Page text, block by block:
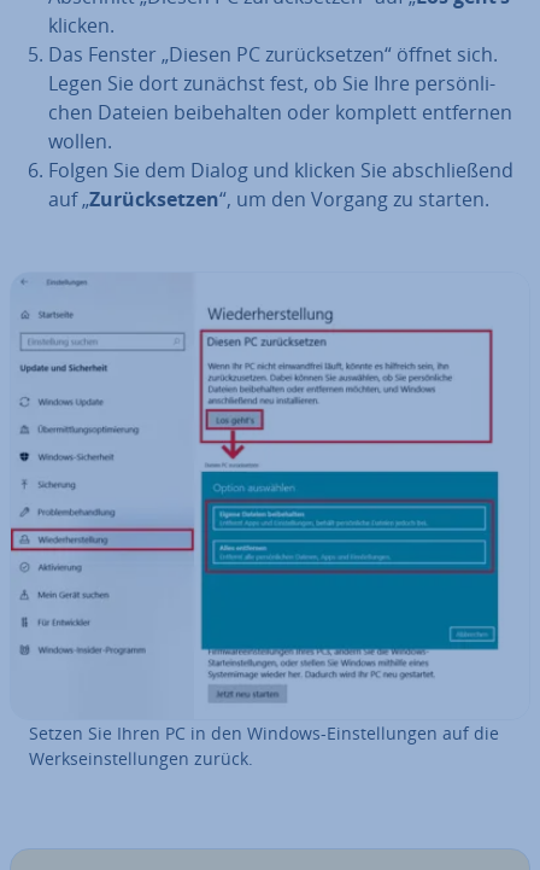
klicken.
Das Fenster „Diesen PC zu­rück­set­zen“ öffnet sich.
Legen Sie dort zunächst fest, ob Sie Ihre per­sön­li­
chen Dateien bei­be­hal­ten oder komplett entfernen
wollen.
Folgen Sie dem Dialog und klicken Sie ab­schlie­ßend
auf „Zu­rück­set­zen“, um den Vorgang zu starten.
Setzen Sie Ihren PC in den Windows-Ein­stel­lun­gen auf die
Werks­ein­stel­lun­gen zurück.